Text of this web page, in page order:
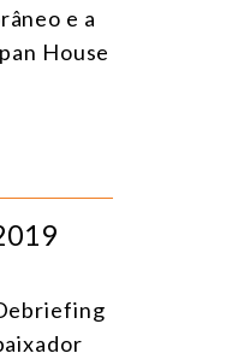
e a
House